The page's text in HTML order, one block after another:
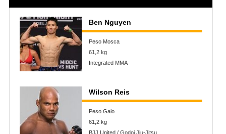
Ben Nguyen
Peso Mosca
61,2 kg
Integrated MMA
Wilson Reis
Peso Galo
61,2 kg
BJJ United / Godoi Jiu-Jitsu